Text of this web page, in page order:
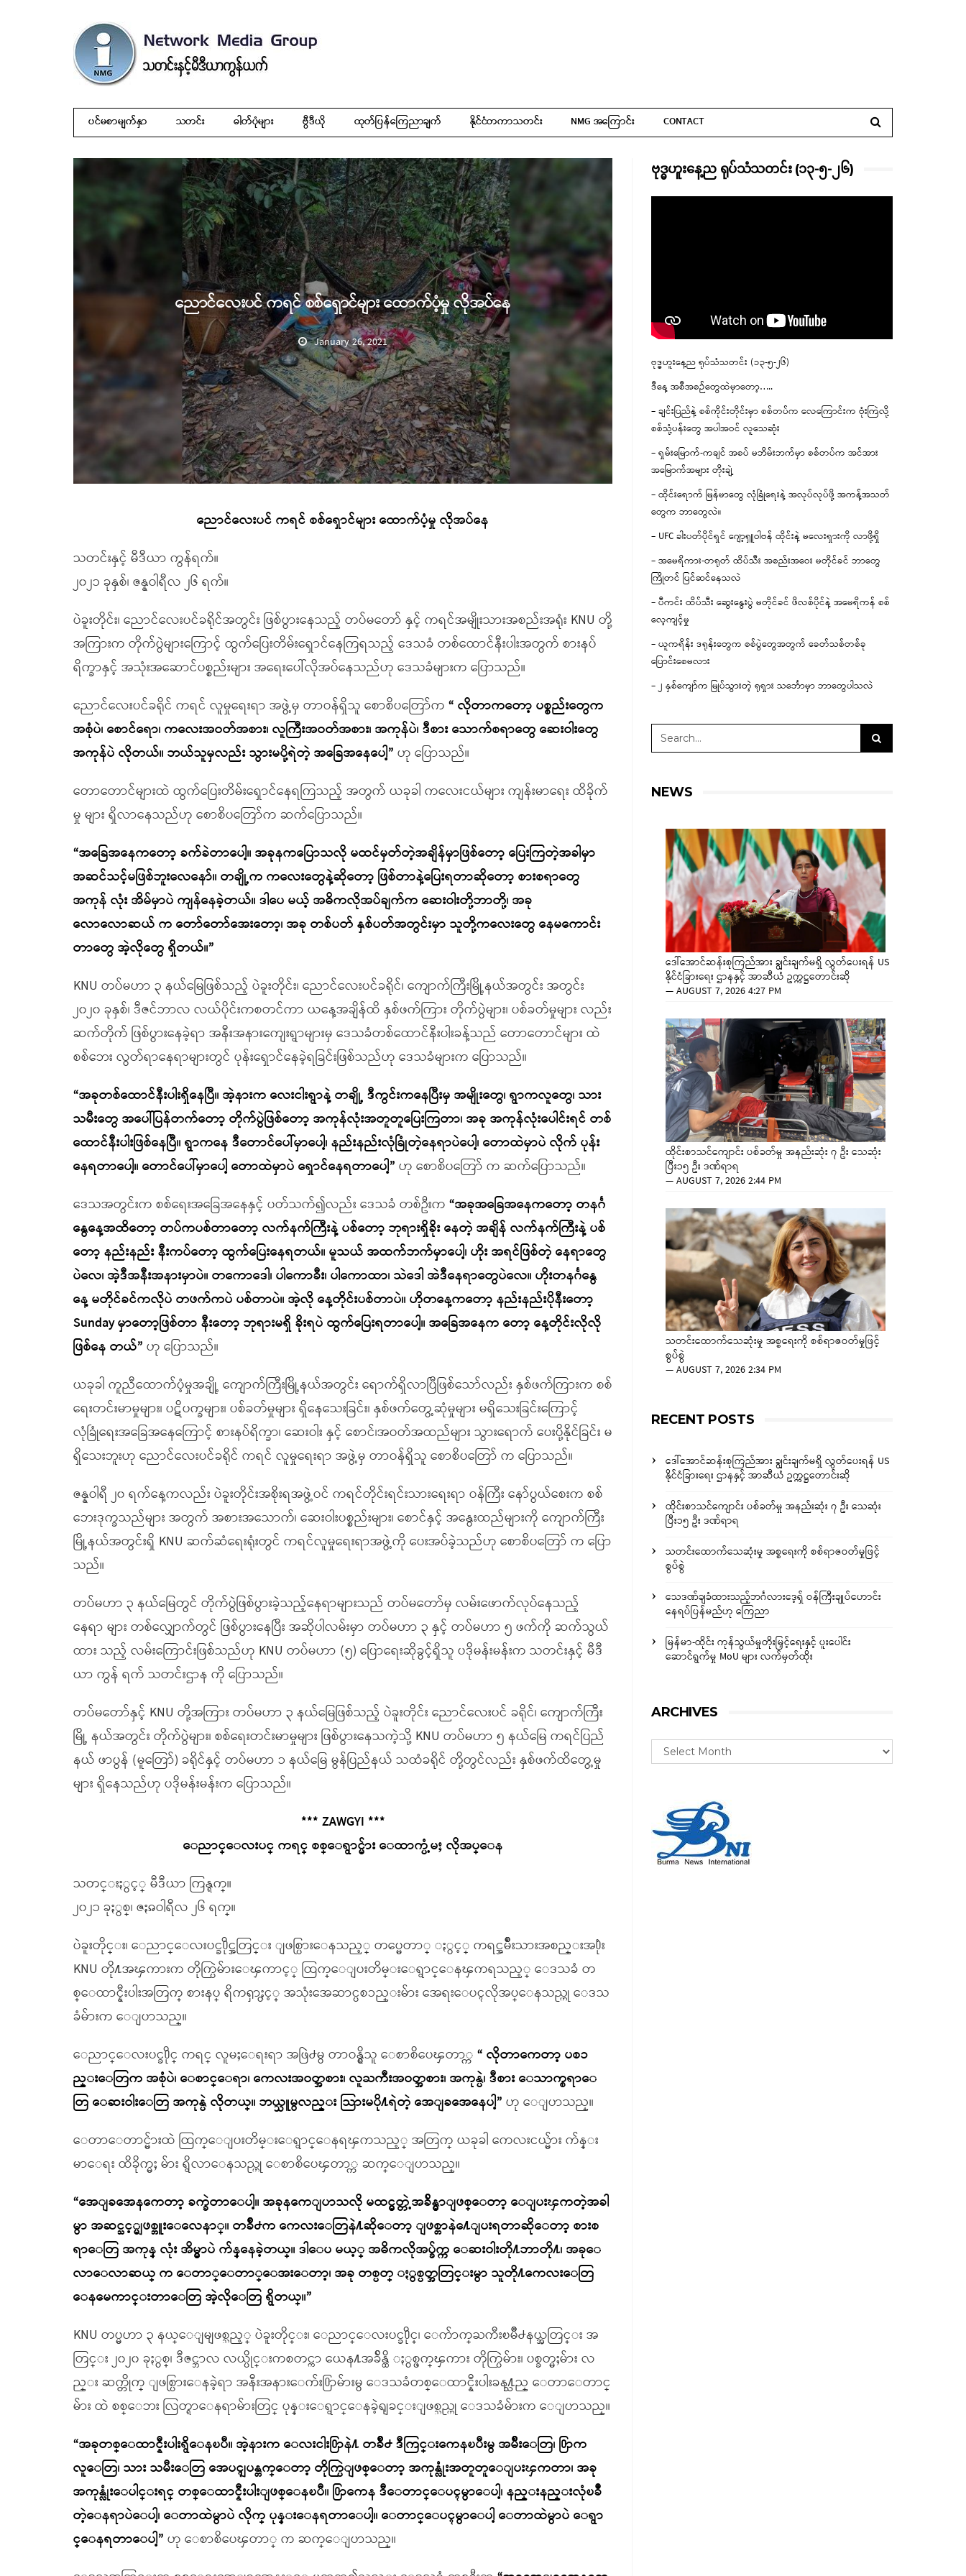
ပင်မစာမျက်နှာ သတင်း ဓါတ်ပုံများ ဗွီဒီယို ထုတ်ပြန်ကြေညာချက် နိုင်ငံတကာသတင်း NMG အကြောင်း CONTACT
ညောင်လေးပင် ကရင် စစ်ရှောင်များ ထောက်ပံ့မှု လိုအပ်နေ
January 26, 2021
ညောင်လေးပင် ကရင် စစ်ရှောင်များ ထောက်ပံ့မှု လိုအပ်နေ
သတင်းနှင့် မီဒီယာ ကွန်ရက်။
၂၀၂၁ ခုနှစ်၊ ဇန္နဝါရီလ ၂၆ ရက်။
ပဲခူးတိုင်း၊ ညောင်လေးပင်ခရိုင်အတွင်း ဖြစ်ပွားနေသည့် တပ်မတော် နှင့် ကရင်အမျိုးသားအစည်းအရုံး KNU တို့
အကြားက တိုက်ပွဲများကြောင့် ထွက်ပြေးတိမ်းရှောင်နေကြရသည့် ဒေသခံ တစ်ထောင်နီးပါးအတွက် စားနပ်
ရိက္ခာနှင့် အသုံးအဆောင်ပစ္စည်းများ အရေးပေါ်လိုအပ်နေသည်ဟု ဒေသခံများက ပြောသည်။
ညောင်လေးပင်ခရိုင် ကရင် လူမှုရေးရာ အဖွဲ့မှ တာဝန်ရှိသူ စောစိပတြော်က “ လိုတာကတော့ ပစ္စည်းတွေက
အစုံပဲ၊ စောင်ရော၊ ကလေးအဝတ်အစား၊ လူကြီးအဝတ်အစား၊ အကုန်ပဲ၊ ဒီစား သောက်စရာတွေ ဆေးဝါးတွေ
အကုန်ပဲ လိုတယ်။ ဘယ်သူမှလည်း သွားမပို့ရဲတဲ့ အခြေအနေပေါ့” ဟု ပြောသည်။
တောတောင်များထဲ ထွက်ပြေးတိမ်းရှောင်နေရကြသည့် အတွက် ယခုခါ ကလေးငယ်များ ကျန်းမာရေး ထိခိုက်
မှု များ ရှိလာနေသည်ဟု စောစိပတြော်က ဆက်ပြောသည်။
“အခြေအနေကတော့ ခက်ခဲတာပေါ့။ အခုနကပြောသလို မထင်မှတ်တဲ့အချိန်မှာဖြစ်တော့ ပြေးကြတဲ့အခါမှာ
အဆင်သင့်မဖြစ်ဘူးလေနော်။ တချို့က ကလေးတွေနဲ့ဆိုတော့ ဖြစ်တာနဲ့ပြေးရတာဆိုတော့ စားစရာတွေ
အကုန် လုံး အိမ်မှာပဲ ကျန်နေခဲ့တယ်။ ဒါပေ မယ့် အဓိကလိုအပ်ချက်က ဆေးဝါးတို့ဘာတို့၊ အခု
လောလောဆယ် က တော်တော်အေးတော့၊ အခု တစ်ပတ် နှစ်ပတ်အတွင်းမှာ သူတို့ကလေးတွေ နေမကောင်း
တာတွေ အဲ့လိုတွေ ရှိတယ်။”
KNU တပ်မဟာ ၃ နယ်မြေဖြစ်သည့် ပဲခူးတိုင်း၊ ညောင်လေးပင်ခရိုင်၊ ကျောက်ကြီးမြို့နယ်အတွင်း အတွင်း
၂၀၂၀ ခုနှစ်၊ ဒီဇင်ဘာလ လယ်ပိုင်းကစတင်ကာ ယနေ့အချိန်ထိ နှစ်ဖက်ကြား တိုက်ပွဲများ၊ ပစ်ခတ်မှုများ လည်း
ဆက်တိုက် ဖြစ်ပွားနေခဲ့ရာ အနီးအနားကျေးရွာများမှ ဒေသခံတစ်ထောင်နီးပါးခန့်သည် တောတောင်များ ထဲ
စစ်ဘေး လွတ်ရာနေရာများတွင် ပုန်းရှောင်နေခဲ့ရခြင်းဖြစ်သည်ဟု ဒေသခံများက ပြောသည်။
“အခုတစ်ထောင်နီးပါးရှိနေပြီ။ အဲ့နားက လေးငါးရွာနဲ့ တချို့ ဒီကွင်းကနေပြီးမှ အမျိုးတွေ၊ ရွာကလူတွေ၊ သား
သမီးတွေ အပေါ်ပြန်တက်တော့ တိုက်ပွဲဖြစ်တော့ အကုန်လုံးအတူတူပြေးကြတာ၊ အခု အကုန်လုံးပေါင်းရင် တစ်
ထောင်နီးပါးဖြစ်နေပြီ။ ရွာကနေ ဒီတောင်ပေါ်မှာပေါ့၊ နည်းနည်းလုံခြုံတဲ့နေရာပဲပေါ့၊ တောထဲမှာပဲ လိုက် ပုန်း
နေရတာပေါ့။ တောင်ပေါ်မှာပေါ့ တောထဲမှာပဲ ရှောင်နေရတာပေါ့” ဟု စောစိပတြော် က ဆက်ပြောသည်။
ဒေသအတွင်းက စစ်ရေးအခြေအနေနှင့် ပတ်သက်၍လည်း ဒေသခံ တစ်ဦးက “အခုအခြေအနေကတော့ တနင်္ဂ
နွေနေ့အထိတော့ တပ်ကပစ်တာတော့ လက်နက်ကြီးနဲ့ ပစ်တော့ ဘုရားရှိခိုး နေတဲ့ အချိန် လက်နက်ကြီးနဲ့ ပစ်
တော့ နည်းနည်း နီးကပ်တော့ ထွက်ပြေးနေရတယ်။ မူသယ် အထက်ဘက်မှာပေါ့၊ ဟိုး အရင်ဖြစ်တဲ့ နေရာတွေ
ပဲလေ၊ အဲ့ဒီအနီးအနားမှာပဲ။ တကောဒေါ၊ ပါကောခီး၊ ပါကောထာ၊ သဲဒေါ အဲဒီနေရာတွေပဲလေ။ ဟိုးတနင်္ဂနွေ
နေ့ မတိုင်ခင်ကလိုပဲ တဖက်ကပဲ ပစ်တာပဲ။ အဲ့လို နေ့တိုင်းပစ်တာပဲ။ ဟိုတနေ့ကတော့ နည်းနည်းပိုနီးတော့
Sunday မှာတော့ဖြစ်တာ နီးတော့ ဘုရားမရှိ ခိုးရပဲ ထွက်ပြေးရတာပေါ့။ အခြေအနေက တော့ နေ့တိုင်းလိုလို
ဖြစ်နေ တယ်” ဟု ပြောသည်။
ယခုခါ ကူညီထောက်ပံ့မှုအချို့ ကျောက်ကြီးမြို့နယ်အတွင်း ရောက်ရှိလာပြီဖြစ်သော်လည်း နှစ်ဖက်ကြားက စစ်
ရေးတင်းမာမှုများ၊ ပဋိပက္ခများ၊ ပစ်ခတ်မှုများ ရှိနေသေးခြင်း၊ နှစ်ဖက်တွေ့ဆုံမှုများ မရှိသေးခြင်းကြောင့်
လုံခြုံရေးအခြေအနေကြောင့် စားနပ်ရိက္ခာ၊ ဆေးဝါး နှင့် စောင်၊အဝတ်အထည်များ သွားရောက် ပေးပို့နိုင်ခြင်း မ
ရှိသေးဘူးဟု ညောင်လေးပင်ခရိုင် ကရင် လူမှုရေးရာ အဖွဲ့မှ တာဝန်ရှိသူ စောစိပတြော် က ပြောသည်။
ဇန္နဝါရီ ၂၀ ရက်နေ့ကလည်း ပဲခူးတိုင်းအစိုးရအဖွဲ့ဝင် ကရင်တိုင်းရင်းသားရေးရာ ဝန်ကြီး နော်ပွယ်စေးက စစ်
ဘေးဒုက္ခသည်များ အတွက် အစားအသောက်၊ ဆေးဝါးပစ္စည်းများ၊ စောင်နှင့် အနွေးထည်များကို ကျောက်ကြီး
မြို့နယ်အတွင်းရှိ KNU ဆက်ဆံရေးရုံးတွင် ကရင်လူမှုရေးရာအဖွဲ့ကို ပေးအပ်ခဲ့သည်ဟု စောစိပတြော် က ပြော
သည်။
တပ်မဟာ ၃ နယ်မြေတွင် တိုက်ပွဲဖြစ်ပွားခဲ့သည့်နေရာများသည် တပ်မတော်မှ လမ်းဖောက်လုပ်နေသည့်
နေရာ များ တစ်လျှောက်တွင် ဖြစ်ပွားနေပြီး အဆိုပါလမ်းမှာ တပ်မဟာ ၃ နှင့် တပ်မဟာ ၅ ဖက်ကို ဆက်သွယ်
ထား သည့် လမ်းကြောင်းဖြစ်သည်ဟု KNU တပ်မဟာ (၅) ပြောရေးဆိုခွင့်ရှိသူ ပဒိုမန်းမန်းက သတင်းနှင့် မီဒီ
ယာ ကွန် ရက် သတင်းဌာန ကို ပြောသည်။
တပ်မတော်နှင့် KNU တို့အကြား တပ်မဟာ ၃ နယ်မြေဖြစ်သည့် ပဲခူးတိုင်း ညောင်လေးပင် ခရိုင်၊ ကျောက်ကြီး
မြို့ နယ်အတွင်း တိုက်ပွဲများ၊ စစ်ရေးတင်းမာမှုများ ဖြစ်ပွားနေသကဲ့သို့ KNU တပ်မဟာ ၅ နယ်မြေ ကရင်ပြည်
နယ် ဖာပွန် (မူတြော်) ခရိုင်နှင့် တပ်မဟာ ၁ နယ်မြေ မွန်ပြည်နယ် သထံခရိုင် တို့တွင်လည်း နှစ်ဖက်ထိတွေ့မှု
များ ရှိနေသည်ဟု ပဒိုမန်းမန်းက ပြောသည်။
*** ZAWGYI ***
ေညာင္ေလးပင္ ကရင္ စစ္ေရွာင္မ်ား ေထာက္ပံ့မႈ လိုအပ္ေန
သတင္းႏွင့္ မီဒီယာ ကြန္ရက္။
၂၀၂၁ ခုႏွစ္၊ ဇႏၷဝါရီလ ၂၆ ရက္။
ပဲခူးတိုင္း၊ ေညာင္ေလးပင္ခ႐ိုင္အတြင္း ျဖစ္ပြားေနသည့္ တပ္မေတာ္ ႏွင့္ ကရင္အမ်ိဳးသားအစည္းအ႐ုံး
KNU တို႔အၾကားက တိုက္ပြဲမ်ားေၾကာင့္ ထြက္ေျပးတိမ္းေရွာင္ေနၾကရသည့္ ေဒသခံ တ
စ္ေထာင္နီးပါးအတြက္ စားနပ္ ရိကၡာႏွင့္ အသုံးအေဆာင္ပစၥည္းမ်ား အေရးေပၚလိုအပ္ေနသည္ဟု ေဒသ
ခံမ်ားက ေျပာသည္။
ေညာင္ေလးပင္ခ႐ိုင္ ကရင္ လူမႈေရးရာ အဖြဲ႕မွ တာဝန္ရွိသူ ေစာစိပေၾတာ္က “ လိုတာကေတာ့ ပစၥ
ည္းေတြက အစုံပဲ၊ ေစာင္ေရာ၊ ကေလးအဝတ္အစား၊ လူႀကီးအဝတ္အစား၊ အကုန္ပဲ၊ ဒီစား ေသာက္စရာေ
တြ ေဆးဝါးေတြ အကုန္ပဲ လိုတယ္။ ဘယ္သူမွလည္း သြားမပို႔ရဲတဲ့ အေျခအေနေပါ့” ဟု ေျပာသည္။
ေတာေတာင္မ်ားထဲ ထြက္ေျပးတိမ္းေရွာင္ေနရၾကသည့္ အတြက္ ယခုခါ ကေလးငယ္မ်ား က်န္း
မာေရး ထိခိုက္မႈ မ်ား ရွိလာေနသည္ဟု ေစာစိပေၾတာ္က ဆက္ေျပာသည္။
“အေျခအေနကေတာ့ ခက္ခဲတာေပါ့။ အခုနကေျပာသလို မထင္မွတ္တဲ့အခ်ိန္မွာျဖစ္ေတာ့ ေျပးၾကတဲ့အခါ
မွာ အဆင္သင့္မျဖစ္ဘူးေလေနာ္။ တခ်ိဳ႕က ကေလးေတြနဲ႔ဆိုေတာ့ ျဖစ္တာနဲ႔ေျပးရတာဆိုေတာ့ စားစ
ရာေတြ အကုန္ လုံး အိမ္မွာပဲ က်န္ေနခဲ့တယ္။ ဒါေပ မယ့္ အဓိကလိုအပ္ခ်က္က ေဆးဝါးတို႔ဘာတို႔၊ အခုေ
လာေလာဆယ္ က ေတာ္ေတာ္ေအးေတာ့၊ အခု တစ္ပတ္ ႏွစ္ပတ္အတြင္းမွာ သူတို႔ကေလးေတြ
ေနမေကာင္းတာေတြ အဲ့လိုေတြ ရွိတယ္။”
KNU တပ္မဟာ ၃ နယ္ေျမျဖစ္သည့္ ပဲခူးတိုင္း၊ ေညာင္ေလးပင္ခ႐ိုင္၊ ေက်ာက္ႀကီးၿမိဳ႕နယ္အတြင္း အ
တြင္း ၂၀၂၀ ခုႏွစ္၊ ဒီဇင္ဘာလ လယ္ပိုင္းကစတင္ကာ ယေန႔အခ်ိန္ထိ ႏွစ္ဖက္ၾကား တိုက္ပြဲမ်ား၊ ပစ္ခတ္မႈမ်ား လ
ည္း ဆက္တိုက္ ျဖစ္ပြားေနခဲ့ရာ အနီးအနားေက်း႐ြာမ်ားမွ ေဒသခံတစ္ေထာင္နီးပါးခန႔္သည္ ေတာေတာင္
မ်ား ထဲ စစ္ေဘး လြတ္ရာေနရာမ်ားတြင္ ပုန္းေရွာင္ေနခဲ့ရျခင္းျဖစ္သည္ဟု ေဒသခံမ်ားက ေျပာသည္။
“အခုတစ္ေထာင္နီးပါးရွိေနၿပီ။ အဲ့နားက ေလးငါး႐ြာနဲ႔ တခ်ိဳ႕ ဒီကြင္းကေနၿပီးမွ အမ်ိဳးေတြ၊ ႐ြာက
လူေတြ၊ သား သမီးေတြ အေပၚျပန္တက္ေတာ့ တိုက္ပြဲျဖစ္ေတာ့ အကုန္လုံးအတူတူေျပးၾကတာ၊ အခု
အကုန္လုံးေပါင္းရင္ တစ္ေထာင္နီးပါးျဖစ္ေနၿပီ။ ႐ြာကေန ဒီေတာင္ေပၚမွာေပါ့၊ နည္းနည္းလုံၿခဳံ
တဲ့ေနရာပဲေပါ့၊ ေတာထဲမွာပဲ လိုက္ ပုန္းေနရတာေပါ့။ ေတာင္ေပၚမွာေပါ့ ေတာထဲမွာပဲ ေရွာ
င္ေနရတာေပါ့” ဟု ေစာစိပေၾတာ္ က ဆက္ေျပာသည္။
ဗုဒ္ဓဟူးနေ့ည ရုပ်သံသတင်း (၁၃-၅-၂၆)
ဗုဒ္ဓဟူးနေ့ည ရုပ်သံသတင်း (၁၃-၅-၂၆)
ဒီနေ့ အစီအစဉ်တွေထဲမှာတော့…..
– ချင်းပြည်နဲ့ စစ်ကိုင်းတိုင်းမှာ စစ်တပ်က လေကြောင်းက ဗုံးကြဲလို့
စစ်သုံ့ပန်းတွေ အပါအဝင် လူသေဆုံး
– ရှမ်းမြောက်-ကချင် အစပ် မဘိမ်းဘက်မှာ စစ်တပ်က အင်အား
အမြောက်အများ တိုးချဲ့
– ထိုင်းရောက် မြန်မာတွေ လုံခြုံရေးနဲ့ အလုပ်လုပ်ဖို့ အကန့်အသတ်
တွေက ဘာတွေလဲ။
– UFC ခါးပတ်ပိုင်ရှင် ဂျော့ရှူဝါဗန် ထိုင်းနဲ့ မလေးရှားကို လာဖို့ရှိ
– အမေရိကား-တရုတ် ထိပ်သီး အစည်းအဝေး မတိုင်ခင် ဘာတွေ
ကြိုတင် ပြင်ဆင်နေသလဲ
– ပီကင်း ထိပ်သီး ဆွေးနွေးပွဲ မတိုင်ခင် ဖိလစ်ပိုင်နဲ့ အမေရိကန် စစ်
လေ့ကျင့်မှု
– ယူကရိန်း ဒရုန်းတွေက စစ်ပွဲတွေအတွက် ခေတ်သစ်တစ်ခု
ပြောင်းစေမလား
– ၂ နှစ်ကျော်က မြုပ်သွားတဲ့ ရုရှား သင်္ဘောမှာ ဘာတွေပါသလဲ
NEWS
ဒေါ်အောင်ဆန်းစုကြည်အား ချွင်းချက်မရှိ လွှတ်ပေးရန် US
နိုင်ငံခြားရေး ဌာနနှင့် အာဆီယံ ဥက္ကဋ္ဌတောင်းဆို
—AUGUST 7, 2026 4:27 PM
ထိုင်းစာသင်ကျောင်း ပစ်ခတ်မှု အနည်းဆုံး ၇ ဦး သေဆုံး
ပြီး၁၅ ဦး ဒဏ်ရာရ
—AUGUST 7, 2026 2:44 PM
သတင်းထောက်သေဆုံးမှု အစ္စရေးကို စစ်ရာဇဝတ်မှုဖြင့်
စွပ်စွဲ
—AUGUST 7, 2026 2:34 PM
RECENT POSTS
ဒေါ်အောင်ဆန်းစုကြည်အား ချွင်းချက်မရှိ လွှတ်ပေးရန် US
နိုင်ငံခြားရေး ဌာနနှင့် အာဆီယံ ဥက္ကဋ္ဌတောင်းဆို
ထိုင်းစာသင်ကျောင်း ပစ်ခတ်မှု အနည်းဆုံး ၇ ဦး သေဆုံး
ပြီး၁၅ ဦး ဒဏ်ရာရ
သတင်းထောက်သေဆုံးမှု အစ္စရေးကို စစ်ရာဇဝတ်မှုဖြင့်
စွပ်စွဲ
သေဒဏ်ချခံထားသည့်ဘင်္ဂလားဒေ့ရှ် ဝန်ကြီးချုပ်ဟောင်း
နေရပ်ပြန်မည်ဟု ကြေညာ
မြန်မာ-ထိုင်း ကုန်သွယ်မှုတိုးမြှင့်ရေးနှင့် ပူးပေါင်း
ဆောင်ရွက်မှု MoU များ လက်မှတ်ထိုး
ARCHIVES